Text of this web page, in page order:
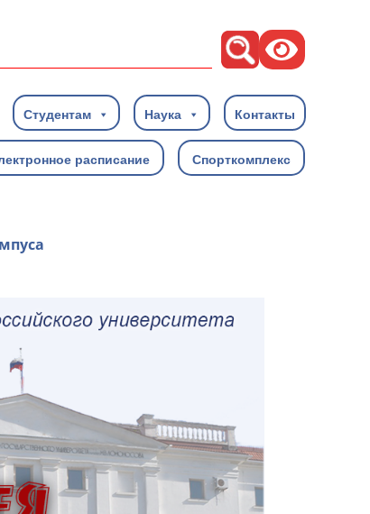
Студентам Наука Контакты
расписание Спорткомплекс